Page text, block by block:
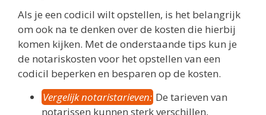
Als je een codicil wilt opstellen, is het belangrijk
om ook na te denken over de kosten die hierbij
komen kijken. Met de onderstaande tips kun je
de notariskosten voor het opstellen van een
codicil beperken en besparen op de kosten.
Vergelijk notaristarieven: De tarieven van
notarissen kunnen sterk verschillen,